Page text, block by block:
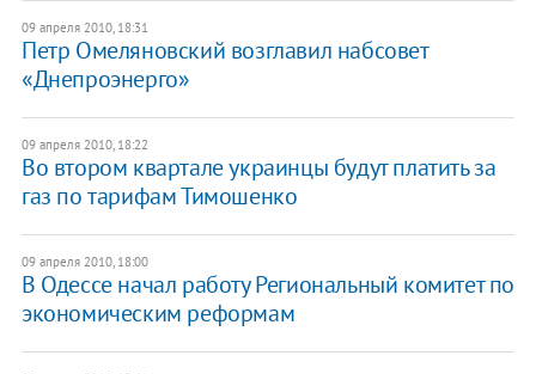
09 апреля 2010, 18:31
Петр Омеляновский возглавил набсовет
«Днепроэнерго»
09 апреля 2010, 18:22
Во втором квартале украинцы будут платить за
газ по тарифам Тимошенко
09 апреля 2010, 18:00
В Одессе начал работу Региональный комитет по
экономическим реформам